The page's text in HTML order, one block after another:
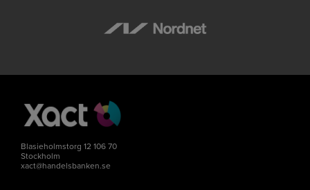
Blasieholmstorg 12 106 70
Stockholm
xact@handelsbanken.se